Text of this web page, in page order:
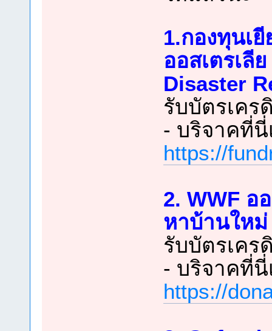
1.กองทุนเ
ออสเตรเลี
Disaster
รับบัตรเคร
- บริจาคที่นี่
https://
2. WWF อ
หาบ้านใหม่
รับบัตรเคร
- บริจาคที่นี่
https://